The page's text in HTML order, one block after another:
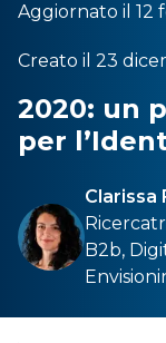
Aggiornato il 12
Creato il 23
2020: un
per
Clarissa
B2b,